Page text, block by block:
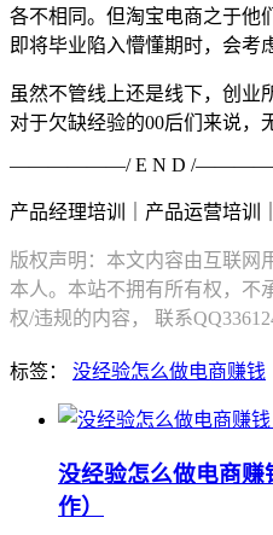
各不相同。但淘宝电商之于他
即将毕业陷入懵懂期时，会考
虽然不管线上还是线下，创业
对于欠缺经验的00后们来说，
——————/ E N D /
产品经理培训｜产品运营培训
版权声明：本文内容由互联网
本人。本站不拥有所有权，不
权/违规的内容， 联系
标签： 没经验怎么做电商赚钱
没经验怎么做电商
作）